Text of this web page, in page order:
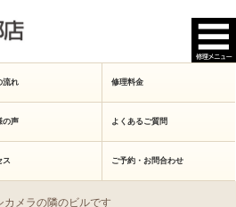
流れ 修理料金
の声 よくあるご質問
ス ご予約・お問合わせ
カメラの隣のビルです